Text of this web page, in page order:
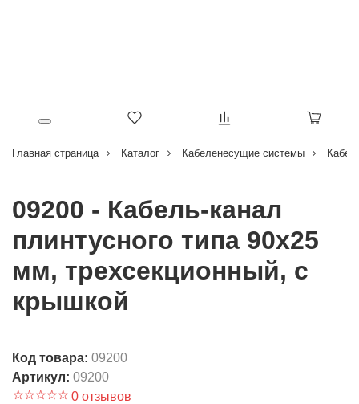
Главная страница Каталог Кабеленесущие системы
09200 - Кабель-канал
плинтусного типа 90х25
мм, трехсекционный, с
крышкой
Код товара: 09200
Артикул: 09200
0 отзывов